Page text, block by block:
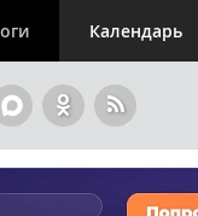
Календарь